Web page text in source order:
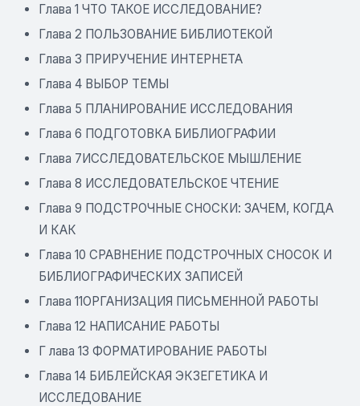
Глава 1 ЧТО ТАКОЕ ИССЛЕДОВАНИЕ?
Глава 2 ПОЛЬЗОВАНИЕ БИБЛИОТЕКОЙ
Глава 3 ПРИРУЧЕНИЕ ИНТЕРНЕТА
Глава 4 ВЫБОР ТЕМЫ
Глава 5 ПЛАНИРОВАНИЕ ИССЛЕДОВАНИЯ
Глава 6 ПОДГОТОВКА БИБЛИОГРАФИИ
Глава 7ИССЛЕДОВАТЕЛЬСКОЕ МЫШЛЕНИЕ
Глава 8 ИССЛЕДОВАТЕЛЬСКОЕ ЧТЕНИЕ
Глава 9 ПОДСТРОЧНЫЕ СНОСКИ: ЗАЧЕМ, КОГДА
И КАК
Глава 10 СРАВНЕНИЕ ПОДСТРОЧНЫХ СНОСОК И
БИБЛИОГРАФИЧЕСКИХ ЗАПИСЕЙ
Глава 11ОРГАНИЗАЦИЯ ПИСЬМЕННОЙ РАБОТЫ
Глава 12 НАПИСАНИЕ РАБОТЫ
Г лава 13 ФОРМАТИРОВАНИЕ РАБОТЫ
Глава 14 БИБЛЕЙСКАЯ ЭКЗЕГЕТИКА И
ИССЛЕДОВАНИЕ